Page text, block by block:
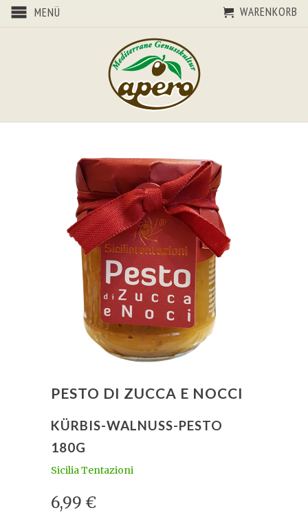
MENÜ WARENKORB
PESTO DI ZUCCA E NOCCI
KÜRBIS-WALNUSS-PESTO
180G
Sicilia Tentazioni
6,99 €